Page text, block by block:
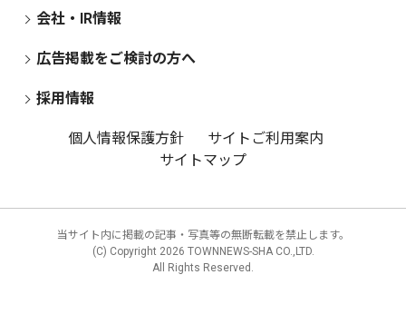
会社・IR情報
広告掲載をご検討の方へ
採用情報
個人情報保護方針
サイトご利用案内
サイトマップ
当サイト内に掲載の記事・写真等の無断転載を禁止します。
(C) Copyright 2026 TOWNNEWS-SHA CO.,LTD.
All Rights Reserved.